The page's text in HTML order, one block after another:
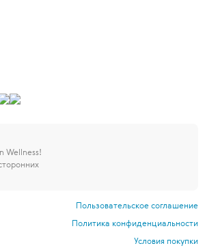
Wellness!
Пользовательское соглашение
Политика конфиденциальности
Условия покупки